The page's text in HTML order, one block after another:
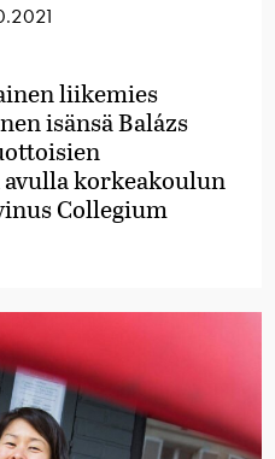
liikemies
isänsä Balázs
korkeakoulun
Collegium